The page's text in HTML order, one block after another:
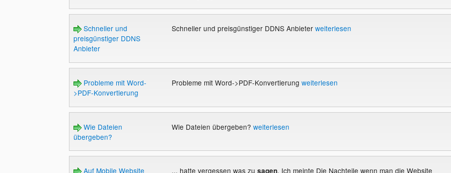
Schneller und
preisgünstiger DDNS
Anbieter
Schneller und preisgünstiger DDNS Anbieter weiterlesen
Probleme mit Word-
>PDF-Konvertierung
Probleme mit Word->PDF-Konvertierung weiterlesen
Wie Dateien
übergeben?
Wie Dateien übergeben? weiterlesen
Auf Mobile Website
... hatte vergessen was zu sagen. Ich meinte Die Nachteile wenn man die Website